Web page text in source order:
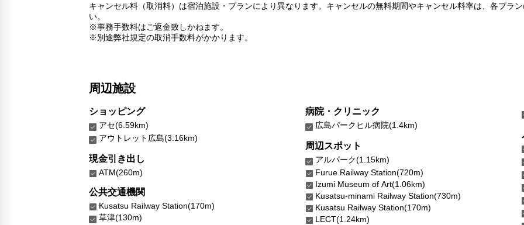
キャンセル料（取消料）は宿泊施設・プランにより異なります。キャンセルの無料期間やキャンセル料率は、各プラ
い。
※事務手数料はご返金致しかねます。
※別途弊社規定の取消手数料がかかります。
周辺施設
ショッピング
アセ(6.59km)
アウトレット広島(3.16km)
現金引き出し
ATM(260m)
公共交通機関
Kusatsu Railway Station(170m)
草津(130m)
病院・クリニック
広島パークヒル病院(1.4km)
周辺スポット
アルパーク(1.15km)
Furue Railway Station(720m)
Izumi Museum of Art(1.06km)
Kusatsu-minami Railway Station(730m)
Kusatsu Railway Station(170m)
LECT(1.24km)